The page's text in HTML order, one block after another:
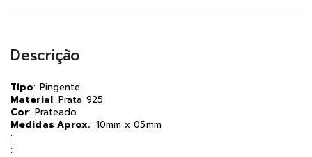
Descrição
Tipo: Pingente
Material: Prata 925
Cor: Prateado
Medidas Aprox.: 10mm x 05mm
:
: